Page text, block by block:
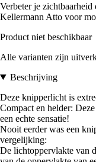
Verbeter je
Kellermann Atto voor
Product niet beschikbaar
Alle varianten zijn
Beschrijving
Deze knipperlicht is
Compact en helder:
een echte sensatie!
Nooit eerder was een
vergelijking:
De lichtoppervlakte van